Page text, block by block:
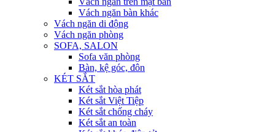
Vách ngăn bàn khác
Vách ngăn di động
Vách ngăn phòng
SOFA, SALON
Sofa văn phòng
Bàn, kệ góc, đôn
KÉT SẮT
Két sắt hòa phát
Két sắt Việt Tiệp
Két sắt chống cháy
Két sắt an toàn